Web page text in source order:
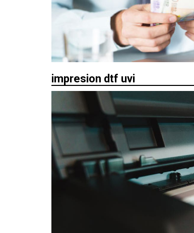
impresion dtf uvi